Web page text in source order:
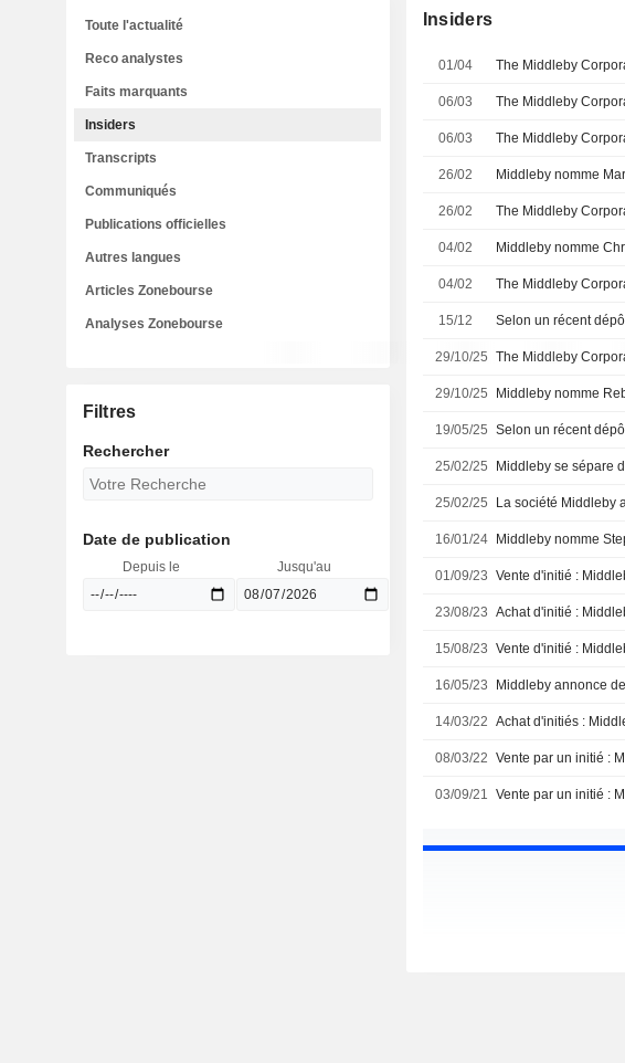
Insiders
01/04
06/03
06/03
26/02
26/02
04/02 Middleby nomme
04/02
15/12
29/10/25
29/10/25
19/05/25
25/02/25
25/02/25
16/01/24 Middleby nomme
01/09/23 Vente d'initié :
23/08/23 Achat d'initié :
15/08/23 Vente d'initié :
16/05/23 Middleby annonce
14/03/22 Achat d'initiés :
08/03/22 Vente par un initié :
03/09/21 Vente par un initié :
Toute l'actualité
Reco analystes
Faits marquants
Insiders
Transcripts
Communiqués
Publications officielles
Autres langues
Articles Zonebourse
Analyses Zonebourse
Filtres
Rechercher
Date de publication
Depuis le Jusqu'au